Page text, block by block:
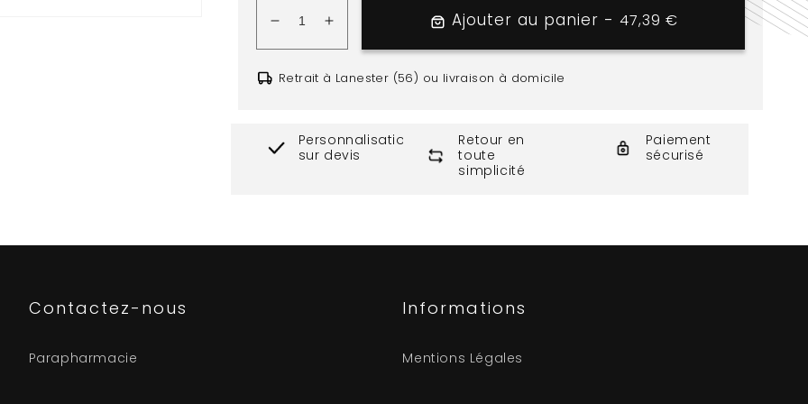
Réduire
la
de
NEO
BLU
Augmenter
la
de
NEO
BLU
Ajouter au panier - Prix
47,39 €
Retrait à Lanester (56) ou livraison à domicile
Personnalisation
sur devis
Retour en
toute
simplicité
Paiement
sécurisé
Contactez-nous
Parapharmacie
Informations
Mentions Légales